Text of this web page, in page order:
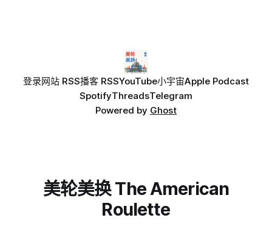
登录网站 RSS播客 RSSYouTube小宇宙Apple Podcast
SpotifyThreadsTelegram
Powered by Ghost
美轮美换 The American
Roulette